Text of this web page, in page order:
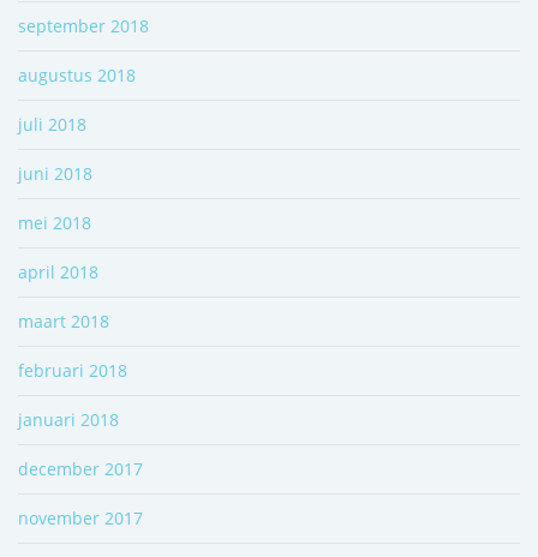
september 2018
augustus 2018
juli 2018
juni 2018
mei 2018
april 2018
maart 2018
februari 2018
januari 2018
december 2017
november 2017